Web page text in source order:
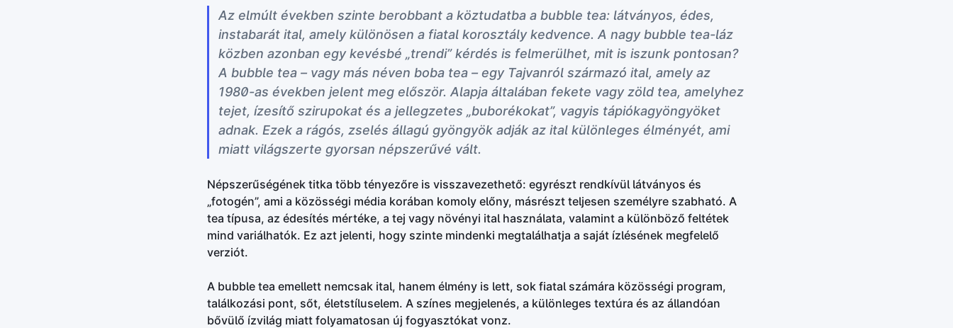
Az elmúlt években szinte berobbant a köztudatba a bubble tea: látványos, édes,
instabarát ital, amely különösen a fiatal korosztály kedvence. A nagy bubble tea-láz
közben azonban egy kevésbé „trendi” kérdés is felmerülhet, mit is iszunk pontosan?
A bubble tea – vagy más néven boba tea – egy Tajvanról származó ital, amely az
1980-as években jelent meg először. Alapja általában fekete vagy zöld tea, amelyhez
tejet, ízesítő szirupokat és a jellegzetes „buborékokat”, vagyis tápiókagyöngyöket
adnak. Ezek a rágós, zselés állagú gyöngyök adják az ital különleges élményét, ami
miatt világszerte gyorsan népszerűvé vált.
Népszerűségének titka több tényezőre is visszavezethető: egyrészt rendkívül látványos és
„fotogén”, ami a közösségi média korában komoly előny, másrészt teljesen személyre szabható. A
tea típusa, az édesítés mértéke, a tej vagy növényi ital használata, valamint a különböző feltétek
mind variálhatók. Ez azt jelenti, hogy szinte mindenki megtalálhatja a saját ízlésének megfelelő
verziót.
A bubble tea emellett nemcsak ital, hanem élmény is lett, sok fiatal számára közösségi program,
találkozási pont, sőt, életstíluselem. A színes megjelenés, a különleges textúra és az állandóan
bővülő ízvilág miatt folyamatosan új fogyasztókat vonz.